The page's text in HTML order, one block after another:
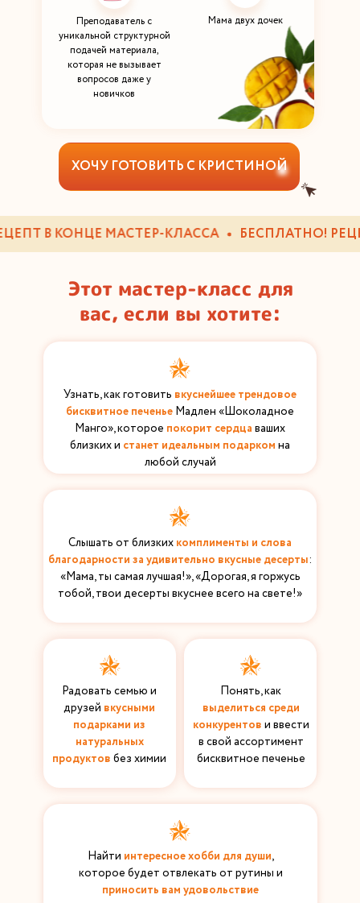
Преподаватель с
уникальной структурной
подачей материала,
которая не вызывает
вопросов даже у
новичков
Мама двух дочек
ХОЧУ ГОТОВИТЬ С КРИСТИНОЙ
В КОНЦЕ МАСТЕР-КЛАССА БЕСПЛАТНО!
Этот мастер-класс для
вас, если вы хотите:
Узнать, как готовить вкуснейшее трендовое
бисквитное печенье Мадлен «Шоколадное
Манго», которое покорит сердца ваших
близких и станет идеальным подарком на
любой случай
Слышать от близких комплименты и слова
благодарности за удивительно вкусные десерты:
«Мама, ты самая лучшая!», «Дорогая, я горжусь
тобой, твои десерты вкуснее всего на свете!»
Найти интересное хобби для души,
которое будет отвлекать от рутины и
приносить вам удовольствие
Радовать семью и
друзей вкусными
подарками из
натуральных
продуктов без химии
Понять, как
выделиться среди
конкурентов и ввести
в свой ассортимент
бисквитное печенье